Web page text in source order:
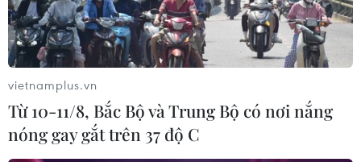
Thị trường vaccine thế giới chuyển
hướng sang người cao tuổi
08/08/2026 15:01
vietnamplus.vn
Từ 10-11/8, Bắc Bộ và Trung Bộ có nơi nắng
nóng gay gắt trên 37 độ C